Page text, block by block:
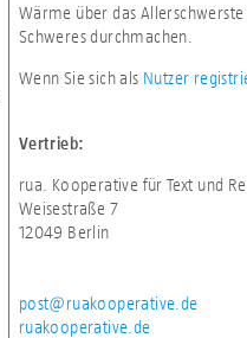
Wärme über das
Schweres durchmachen.
Wenn Sie sich als Nutzer
Vertrieb:
rua. Kooperative für Text und
Weisestraße 7
12049 Berlin
post@ruakooperative.de
ruakooperative.de